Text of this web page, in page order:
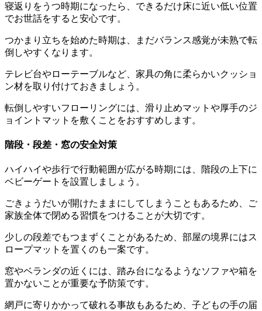
寝返りをうつ時期になったら、できるだけ床に近い低い位置
でお世話をすると安心です。
つかまり立ちを始めた時期は、まだバランス感覚が未熟で転
倒しやすくなります。
テレビ台やローテーブルなど、家具の角に柔らかいクッショ
ン材を取り付けておきましょう。
転倒しやすいフローリングには、滑り止めマットや厚手のジ
ョイントマットを敷くことをおすすめします。
階段・段差・窓の安全対策
ハイハイや歩行で行動範囲が広がる時期には、階段の上下に
ベビーゲートを設置しましょう。
ごきょうだいが開けたままにしてしまうこともあるため、ご
家族全体で閉める習慣をつけることが大切です。
少しの段差でもつまずくことがあるため、部屋の境界にはス
ロープマットを置くのも一案です。
窓やベランダの近くには、踏み台になるようなソファや箱を
置かないことが重要な予防策です。
網戸に寄りかかって破れる事故もあるため、子どもの手の届